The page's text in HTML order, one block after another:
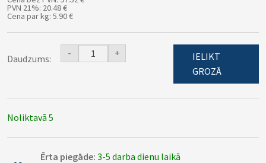
PVN 21%: 20.48 €
Cena par kg: 5.90 €
Daudzums: - +
IELIKT
GROZĀ
Noliktavā 5
Ērta piegāde: 3-5 darba dienu laikā